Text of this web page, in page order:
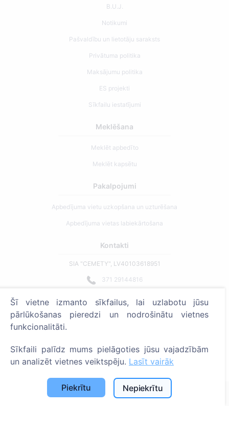
B.U.J.
Notikumi
Pašvaldību un lietotāju saraksts
Privātuma politika
Maksājumu politika
ES projekti
Sīkfailu iestatījumi
Meklēšana
Meklēt apbedīto
Meklēt kapsētu
Pakalpojumi
Apbedījuma vietu uzkopšana un uzturēšana
Apbedījuma vietas labiekārtošana
Kontakti
SIA "CEMETY", LV40103618951
371 29144816
Strādājam visā Latvijā!
Administratoriem
© 2013 - 2026 Cemety Visas tiesības aizsargātas
Privātuma politika un noteikumi.
Šī vietne izmanto sīkfailus, lai uzlabotu jūsu
pārlūkošanas pieredzi un nodrošinātu vietnes
funkcionalitāti.
Sīkfaili palīdz mums pielāgoties jūsu vajadzībām
un analizēt vietnes veiktspēju. Lasīt vairāk
Piekrītu Nepiekrītu